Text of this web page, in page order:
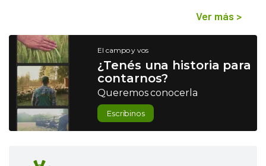
Ver más >
El campo y vos
¿Tenés una historia para
contarnos?
Queremos conocerla
Escribinos